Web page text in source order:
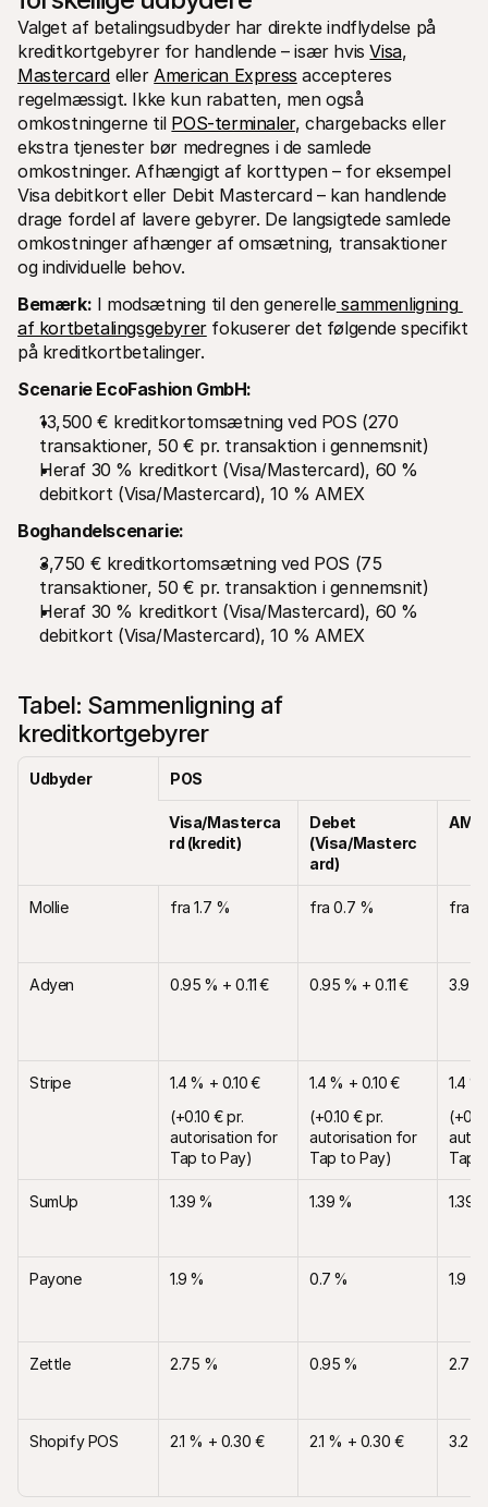
Valget af betalingsudbyder har direkte indflydelse på
kreditkortgebyrer for handlende – især hvis Visa
Mastercard eller American Express accepteres
regelmæssigt. Ikke kun rabatten, men også
omkostningerne til POS-terminaler, chargebacks eller
ekstra tjenester bør medregnes i de samlede
omkostninger. Afhængigt af korttypen – for eksempel
Visa debitkort eller Debit Mastercard – kan handlende
drage fordel af lavere gebyrer. De langsigtede samlede
omkostninger afhænger af omsætning, transaktioner
og individuelle behov.
Bemærk: I modsætning til den generelle sammenligning
af kortbetalingsgebyrer fokuserer det følgende specifikt
på kreditkortbetalinger.
Scenarie EcoFashion GmbH:
13,500 € kreditkortomsætning ved POS (270
transaktioner, 50 € pr. transaktion i gennemsnit)
Heraf 30 % kreditkort (Visa/Mastercard), 60 %
debitkort (Visa/Mastercard), 10 % AMEX
Boghandelscenarie:
3,750 € kreditkortomsætning ved POS (75
transaktioner, 50 € pr. transaktion i gennemsnit)
Heraf 30 % kreditkort (Visa/Mastercard), 60 %
debitkort (Visa/Mastercard), 10 % AMEX
Tabel: Sammenligning af
kreditkortgebyrer
Udbyder POS
Visa/Masterca
rd (kredit)
Debet
(Visa/Masterc
ard)
Mollie fra 1.7 % fra 0.7 % fra
Adyen 0.95 % + 0.11 € 0.95 % + 0.11 € 3.95
Stripe
1.4 % + 0.10 €
(+0.10 € pr.
autorisation for
Tap to Pay)
1.4 % + 0.10 €
(+0.10 € pr.
autorisation for
Tap to Pay)
1.4
Tap
SumUp 1.39 % 1.39 % 1.39
Payone 1.9 % 0.7 % 1.9 %
Zettle 2.75 % 0.95 % 2.75
Shopify POS 2.1 % + 0.30 € 2.1 % + 0.30 € 3.2